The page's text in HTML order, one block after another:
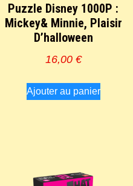
Puzzle Disney 1000P :
Mickey& Minnie, Plaisir
D’halloween
16,00 €
Ajouter au panier